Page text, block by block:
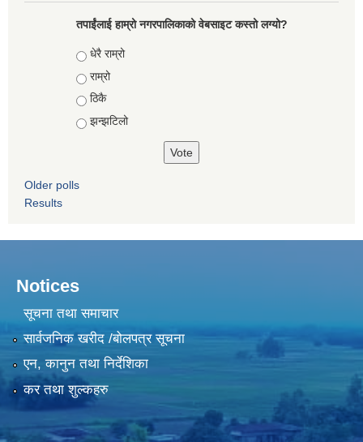
तपाईंलाई हाम्रो नगरपालिकाको वेबसाइट कस्तो लग्यो?
Choices
धेरै राम्रो
राम्रो
ठिकै
झन्झटिलो
Older polls
Results
Notices
सूचना तथा समाचार
सार्वजनिक खरीद /बोलपत्र सूचना
एन, कानुन तथा निर्देशिका
कर तथा शुल्कहरु